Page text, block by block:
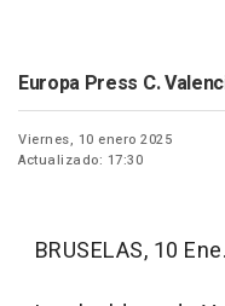
Europa Press C.
Viernes, 10 enero 2025
Actualizado: 17:30
BRUSELAS, 10